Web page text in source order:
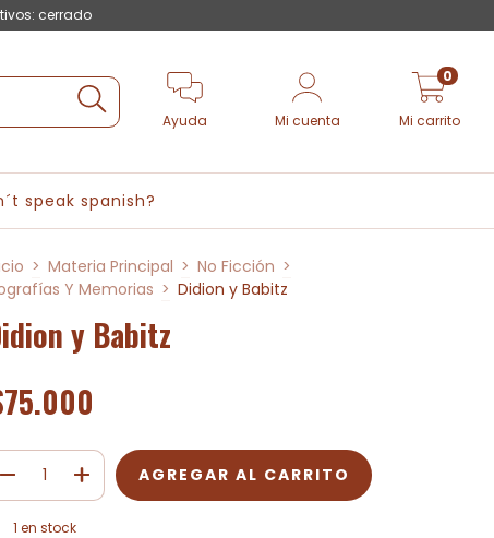
cerrado
Ayuda Mi cuenta Mi carrito
0
speak spanish?
> Materia Principal > No Ficción >
Y Memorias > Didion y Babitz
y Babitz
1 en stock